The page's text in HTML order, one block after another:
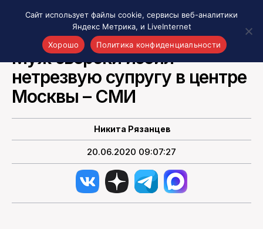
Акценты
Материалы о Рязани и области
Интересное
Новости кино и ТВ
Новости России
Политика
НОВОСТИ РОССИИ
Муж зверски избил
нетрезвую супругу в центре
Москвы – СМИ
Никита Рязанцев
20.06.2020 09:07:27
Сайт использует файлы cookie, сервисы веб-аналитики
Яндекс Метрика, и LiveInternet
Хорошо
Политика конфиденциальности